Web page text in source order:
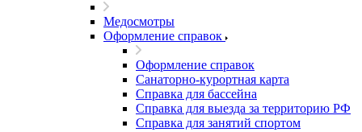
Медосмотры
Оформление справок
Оформление справок
Санаторно-курортная карта
Справка для бассейна
Справка для выезда за территорию РФ
Справка для занятий спортом